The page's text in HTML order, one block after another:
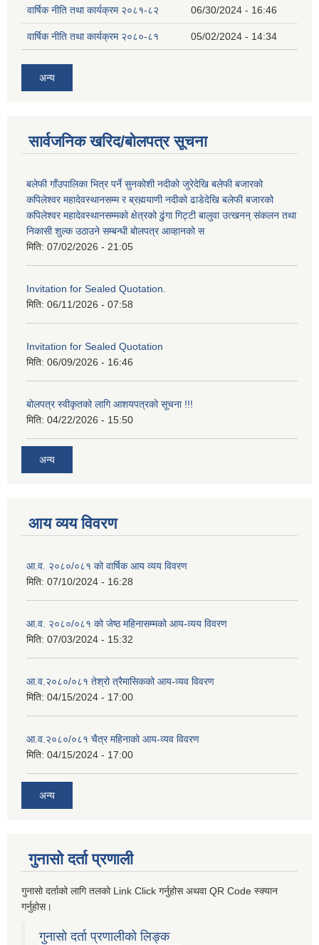
वार्षिक नीति तथा कार्यक्रम २०८१-८२ 06/30/2024 - 16:46
वार्षिक नीति तथा कार्यक्रम २०८०-८१ 05/02/2024 - 14:34
अन्य
सार्वजनिक खरिद/बोलपत्र सूचना
बलेफी गाँउपालिका भित्र पर्ने सुनकोशी नदीको जुरेदेखि बलेफी बजारको
कपिलेश्वर महादेवस्थानसम्म र ब्रह्मयाणी नदीको ढाडेदेखि बलेफी बजारको
कपिलेश्वर महादेवस्थानसम्मको क्षेत्रको ढुंगा गिट्टी बालुवा उत्खनन् संकलन तथा
निकासी शुल्क उठाउने सम्बन्धी बोलपत्र आव्हानको स
मिति: 07/02/2026 - 21:05
Invitation for Sealed Quotation.
मिति: 06/11/2026 - 07:58
Invitation for Sealed Quotation
मिति: 06/09/2026 - 16:46
बोलपत्र स्वीकृतको लागि आशयपत्रको सूचना !!!
मिति: 04/22/2026 - 15:50
अन्य
आय व्यय विवरण
आ.व. २०८०/०८१ को वार्षिक आय व्यय विवरण
मिति: 07/10/2024 - 16:28
आ.व. २०८०/०८१ को जेष्ठ महिनासम्मको आय-व्यय विवरण
मिति: 07/03/2024 - 15:32
आ.व.२०८०/०८१ तेश्रो त्रैमासिकको आय-व्यव विवरण
मिति: 04/15/2024 - 17:00
आ.व.२०८०/०८१ चैत्र महिनाको आय-व्यव विवरण
मिति: 04/15/2024 - 17:00
अन्य
गुनासो दर्ता प्रणाली
गुनासो दर्ताको लागि तलको Link Click गर्नुहोस अथवा QR Code स्क्यान
गर्नुहोस।
गुनासो दर्ता प्रणालीको लिङ्क